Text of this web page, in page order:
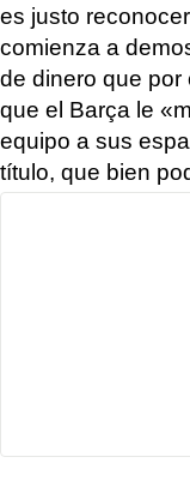
es justo
comienza a
de dinero que por
que el Barça le
equipo a sus
título, que bien